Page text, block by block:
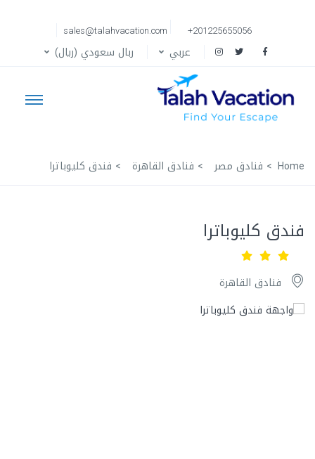
+201225655056
sales@talahvacation.com
عربي ربال سعودي (ريال)
Home فنادق مصر فنادق القاهرة فندق كليوباترا
فندق كليوباترا
فنادق القاهرة